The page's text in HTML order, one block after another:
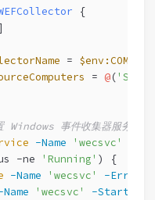
{
=
= @('SRV-
Windows 事件收集器服务
-Name 'wecsvc'
-ne 'Running' ) {
-Name 'wecsvc'
-
'wecsvc'
-